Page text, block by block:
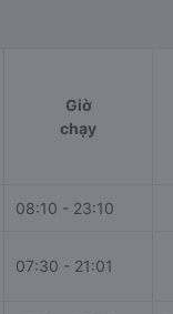
Giờ
chạy
08:10 - 23:10
07:30 - 21:01